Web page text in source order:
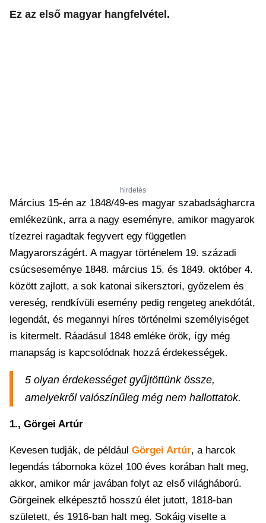
Ez az első magyar hangfelvétel.
hirdetés
Március 15-én az 1848/49-es magyar szabadságharcra
emlékezünk, arra a nagy eseményre, amikor magyarok
tízezrei ragadtak fegyvert egy független
Magyarországért. A magyar történelem 19. századi
csúcseseménye 1848. március 15. és 1849. október 4.
között zajlott, a sok katonai sikersztori, győzelem és
vereség, rendkívüli esemény pedig rengeteg anekdótát,
legendát, és megannyi híres történelmi személyiséget
is kitermelt. Ráadásul 1848 emléke örök, így még
manapság is kapcsolódnak hozzá érdekességek.
5 olyan érdekességet gyűjtöttünk össze,
amelyekről valószínűleg még nem hallottatok.
1., Görgei Artúr
Kevesen tudják, de például Görgei Artúr, a harcok
legendás tábornoka közel 100 éves korában halt meg,
akkor, amikor már javában folyt az első világháború.
Görgeinek elképesztő hosszú élet jutott, 1818-ban
született, és 1916-ban halt meg. Sokáig viselte a